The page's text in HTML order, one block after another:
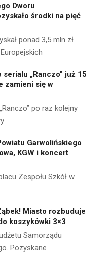
Dworu
środki na pięć
ponad 3,5 mln zł
„Ranczo” już 15
zamieni się w
po raz kolejny
Garwolińskiego
KGW i koncert
Zespołu Szkół w
Miasto rozbuduje
koszykówki 3×3
Samorządu
Pozyskane